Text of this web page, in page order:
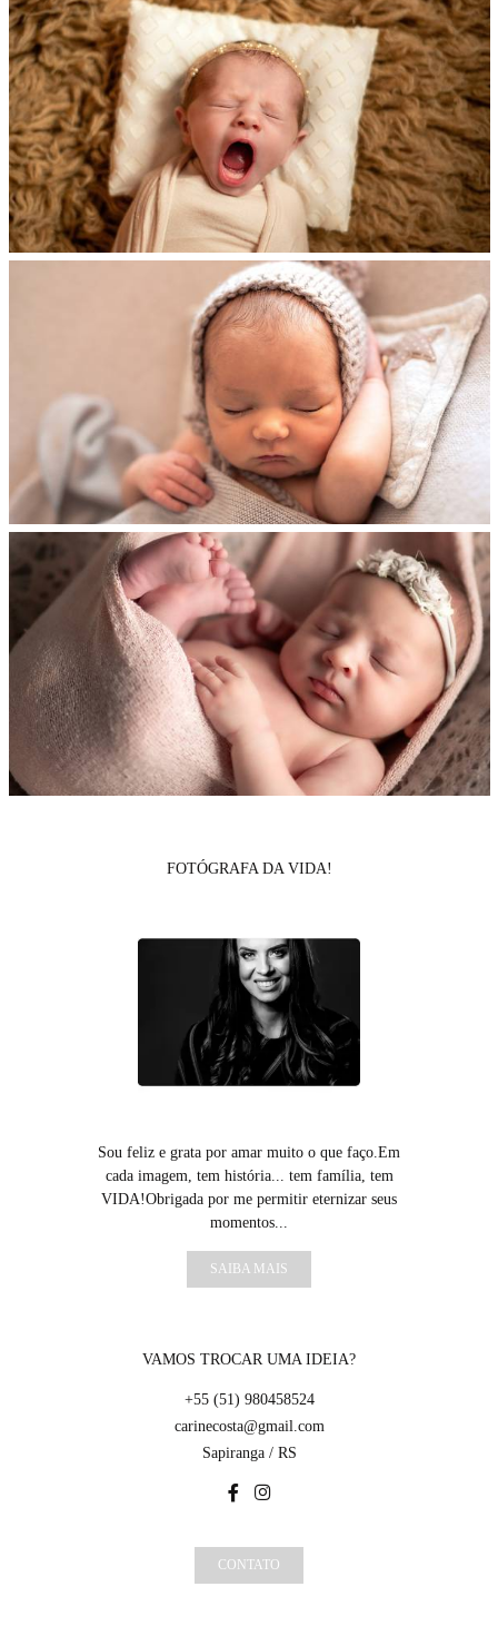
FOTÓGRAFA DA VIDA!
Sou feliz e grata por amar muito o que faço.Em
cada imagem, tem história... tem família, tem
VIDA!Obrigada por me permitir eternizar seus
momentos...
SAIBA MAIS
VAMOS TROCAR UMA IDEIA?
+55 (51) 980458524
carinecosta@gmail.com
Sapiranga / RS
CONTATO